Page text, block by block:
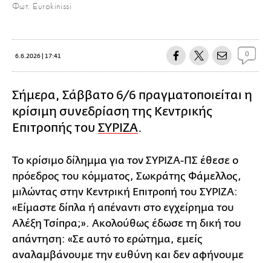
Φωτ. Eurokinissi
6.6.2026 | 17:41 0
Σήμερα, Σάββατο 6/6 πραγματοποιείται η
κρίσιμη συνεδρίαση της Κεντρικής
Επιτροπής του ΣΥΡΙΖΑ.
Το κρίσιμο δίλημμα για τον ΣΥΡΙΖΑ-ΠΣ έθεσε ο
πρόεδρος του κόμματος, Σωκράτης Φάμελλος,
μιλώντας στην Κεντρική Επιτροπή του ΣΥΡΙΖΑ:
«Είμαστε δίπλα ή απέναντι στο εγχείρημα του
Αλέξη Τσίπρα;». Ακολούθως έδωσε τη δική του
απάντηση: «Σε αυτό το ερώτημα, εμείς
αναλαμβάνουμε την ευθύνη και δεν αφήνουμε